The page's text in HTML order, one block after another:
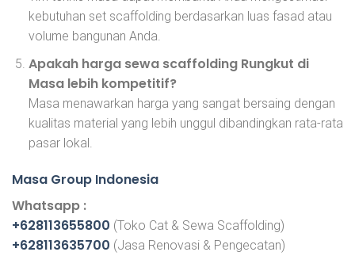
kebutuhan set scaffolding berdasarkan luas fasad atau
volume bangunan Anda.
Apakah harga sewa scaffolding Rungkut di
Masa lebih kompetitif?
Masa menawarkan harga yang sangat bersaing dengan
kualitas material yang lebih unggul dibandingkan rata-rata
pasar lokal.
Masa Group Indonesia
Whatsapp :
+628113655800 (Toko Cat & Sewa Scaffolding)
+628113635700 (Jasa Renovasi & Pengecatan)